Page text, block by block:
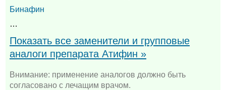
Бинафин
…
Показать все заменители и групповые
аналоги препарата Атифин »
Внимание: применение аналогов должно быть
согласовано с лечащим врачом.